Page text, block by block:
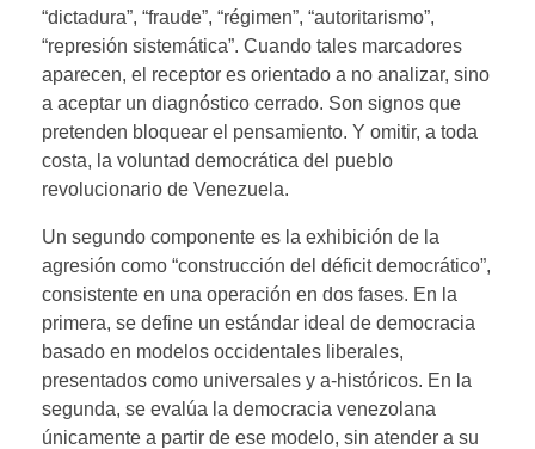
“dictadura”, “fraude”, “régimen”, “autoritarismo”,
“represión sistemática”. Cuando tales marcadores
aparecen, el receptor es orientado a no analizar, sino
a aceptar un diagnóstico cerrado. Son signos que
pretenden bloquear el pensamiento. Y omitir, a toda
costa, la voluntad democrática del pueblo
revolucionario de Venezuela.
Un segundo componente es la exhibición de la
agresión como “construcción del déficit democrático”,
consistente en una operación en dos fases. En la
primera, se define un estándar ideal de democracia
basado en modelos occidentales liberales,
presentados como universales y a-históricos. En la
segunda, se evalúa la democracia venezolana
únicamente a partir de ese modelo, sin atender a su